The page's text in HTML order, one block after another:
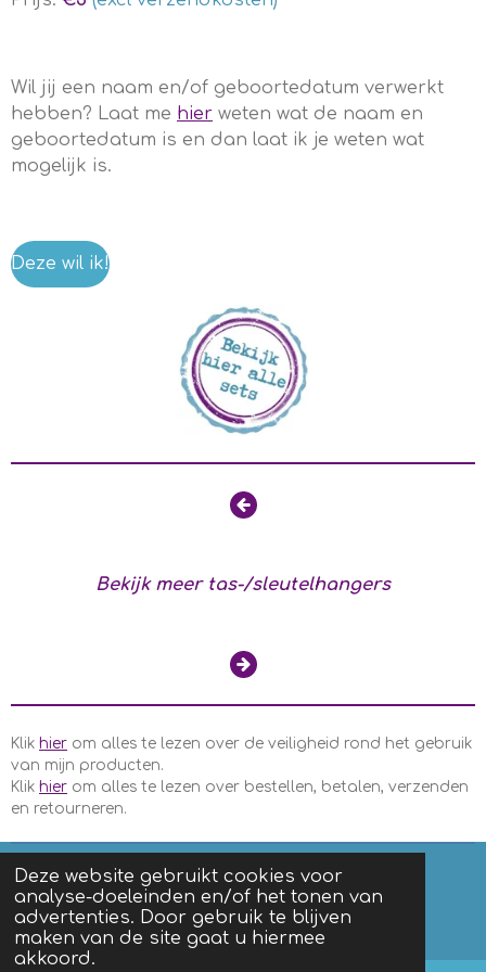
Deze website gebruikt cookies voor
analyse-doeleinden en/of het tonen van
advertenties. Door gebruik te blijven
maken van de site gaat u hiermee
akkoord.
Wil jij een naam en/of geboortedatum verwerkt
hebben? Laat me hier weten wat de naam en
geboortedatum is en dan laat ik je weten wat
mogelijk is.
Deze wil ik!
Bekijk meer tas-/sleutelhangers
Klik hier om alles te lezen over de veiligheid rond het gebruik
van mijn producten.
Klik hier om alles te lezen over bestellen, betalen, verzenden
en retourneren.
F
a
c
I
n
s
Algemene voorwaarden | Privacy